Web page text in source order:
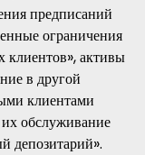
предписаний
ограничения
клиентов», активы
в другой
клиентами
их обслуживание
депозитарий».